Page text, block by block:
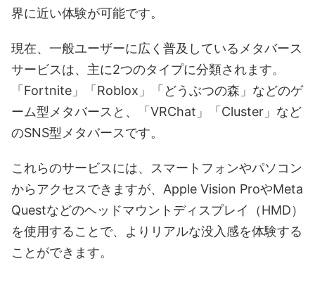
界に近い体験が可能です。
現在、一般ユーザーに広く普及しているメタバース
サービスは、主に2つのタイプに分類されます。
「Fortnite」「Roblox」「どうぶつの森」などのゲ
ーム型メタバースと、「VRChat」「Cluster」など
のSNS型メタバースです。
これらのサービスには、スマートフォンやパソコン
からアクセスできますが、Apple Vision ProやMeta
Questなどのヘッドマウントディスプレイ（HMD）
を使用することで、よりリアルな没入感を体験する
ことができます。